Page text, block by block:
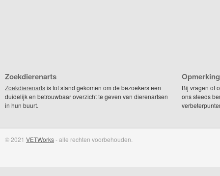
Zoekdierenarts
Zoekdierenartsis tot stand gekomen om de bezoekers een
duidelijk en betrouwbaar overzicht te geven van dierenartsen
in hun buurt.
Bij vragen of
ons steeds
© 2021 VETWorks- alle rechten voorbehouden.